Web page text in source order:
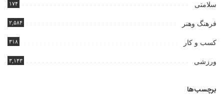
سلامتی ۱۷۴
فرهنگ وهنر ۲,۵۸۴
کسب و کار ۳۱۸
ورزشی ۳,۱۴۳
برچسب‌ها